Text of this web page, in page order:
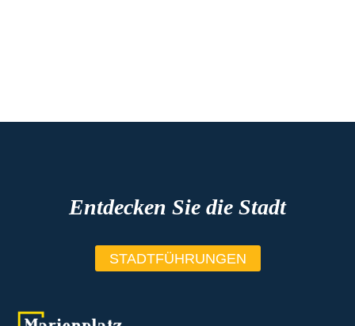
Entdecken Sie die Stadt
STADTFÜHRUNGEN